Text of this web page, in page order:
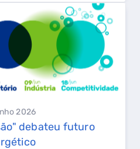
2026
debateu futuro